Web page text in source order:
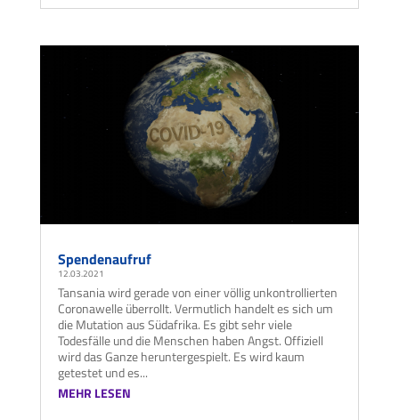
Spendenaufruf
12.03.2021
Tansania wird gerade von einer völlig unkontrollierten
Coronawelle überrollt. Vermutlich handelt es sich um
die Mutation aus Südafrika. Es gibt sehr viele
Todesfälle und die Menschen haben Angst. Offiziell
wird das Ganze heruntergespielt. Es wird kaum
getestet und es...
MEHR LESEN